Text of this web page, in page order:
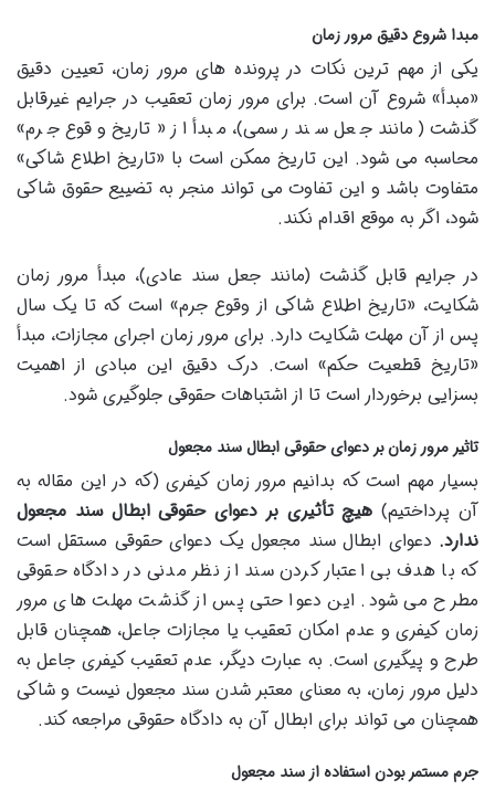
مبدا شروع دقیق مرور زمان
یکی از مهم ترین نکات در پرونده های مرور زمان، تعیین دقیق
«مبدأ» شروع آن است. برای مرور زمان تعقیب در جرایم غیرقابل
گذشت (مانند جعل سند رسمی)، مبدأ از «تاریخ وقوع جرم»
محاسبه می شود. این تاریخ ممکن است با «تاریخ اطلاع شاکی»
متفاوت باشد و این تفاوت می تواند منجر به تضییع حقوق شاکی
شود، اگر به موقع اقدام نکند.
در جرایم قابل گذشت (مانند جعل سند عادی)، مبدأ مرور زمان
شکایت، «تاریخ اطلاع شاکی از وقوع جرم» است که تا یک سال
پس از آن مهلت شکایت دارد. برای مرور زمان اجرای مجازات، مبدأ
«تاریخ قطعیت حکم» است. درک دقیق این مبادی از اهمیت
بسزایی برخوردار است تا از اشتباهات حقوقی جلوگیری شود.
تاثیر مرور زمان بر دعوای حقوقی ابطال سند مجعول
بسیار مهم است که بدانیم مرور زمان کیفری (که در این مقاله به
آن پرداختیم) هیچ تأثیری بر دعوای حقوقی ابطال سند مجعول
ندارد. دعوای ابطال سند مجعول یک دعوای حقوقی مستقل است
که با هدف بی اعتبار کردن سند از نظر مدنی در دادگاه حقوقی
مطرح می شود. این دعوا حتی پس از گذشت مهلت های مرور
زمان کیفری و عدم امکان تعقیب یا مجازات جاعل، همچنان قابل
طرح و پیگیری است. به عبارت دیگر، عدم تعقیب کیفری جاعل به
دلیل مرور زمان، به معنای معتبر شدن سند مجعول نیست و شاکی
همچنان می تواند برای ابطال آن به دادگاه حقوقی مراجعه کند.
جرم مستمر بودن استفاده از سند مجعول